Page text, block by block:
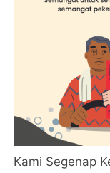
Kami Segenap